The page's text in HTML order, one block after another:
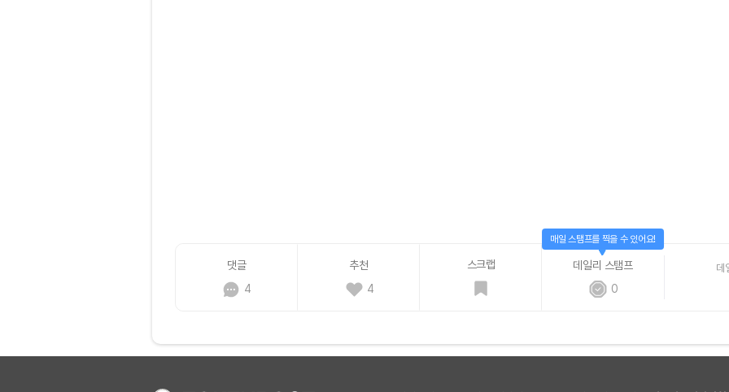
댓글
4
추천
4
스크랩
데일리 스탬프
0
매일 스탬프를 찍을 수 있어요!
데